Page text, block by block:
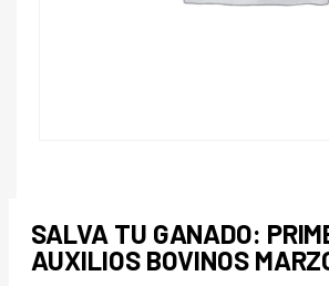
SALVA TU GANADO:
AUXILIOS BOVINOS